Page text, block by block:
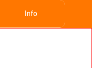
Info